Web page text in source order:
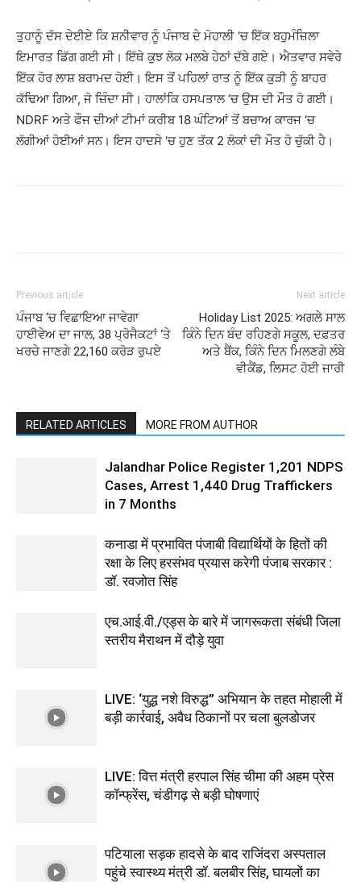
ਤੁਹਾਨੂੰ ਦੱਸ ਦੇਈਏ ਕਿ ਸ਼ਨੀਵਾਰ ਨੂੰ ਪੰਜਾਬ ਦੇ ਮੋਹਾਲੀ ‘ਚ ਇੱਕ ਬਹੁਮੰਜ਼ਿਲਾ
ਇਮਾਰਤ ਡਿੱਗ ਗਈ ਸੀ। ਇੱਥੇ ਕੁਝ ਲੋਕ ਮਲਬੇ ਹੇਠਾਂ ਦੱਬੇ ਗਏ। ਐਤਵਾਰ ਸਵੇਰੇ
ਇੱਕ ਹੋਰ ਲਾਸ਼ ਬਰਾਮਦ ਹੋਈ। ਇਸ ਤੋਂ ਪਹਿਲਾਂ ਰਾਤ ਨੂੰ ਇੱਕ ਕੁੜੀ ਨੂੰ ਬਾਹਰ
ਕੱਢਿਆ ਗਿਆ, ਜੋ ਜ਼ਿੰਦਾ ਸੀ। ਹਾਲਾਂਕਿ ਹਸਪਤਾਲ ‘ਚ ਉਸ ਦੀ ਮੌਤ ਹੋ ਗਈ।
NDRF ਅਤੇ ਫੌਜ ਦੀਆਂ ਟੀਮਾਂ ਕਰੀਬ 18 ਘੰਟਿਆਂ ਤੋਂ ਬਚਾਅ ਕਾਰਜ ‘ਚ
ਲੱਗੀਆਂ ਹੋਈਆਂ ਸਨ। ਇਸ ਹਾਦਸੇ ‘ਚ ਹੁਣ ਤੱਕ 2 ਲੋਕਾਂ ਦੀ ਮੌਤ ਹੋ ਚੁੱਕੀ ਹੈ।
Previous article
ਪੰਜਾਬ ‘ਚ ਵਿਛਾਇਆ ਜਾਵੇਗਾ
ਹਾਈਵੇਅ ਦਾ ਜਾਲ, 38 ਪ੍ਰੋਜੈਕਟਾਂ ‘ਤੇ
ਖਰਚੇ ਜਾਣਗੇ 22,160 ਕਰੋੜ ਰੁਪਏ
Next article
Holiday List 2025: ਅਗਲੇ ਸਾਲ
ਕਿੰਨੇ ਦਿਨ ਬੰਦ ਰਹਿਣਗੇ ਸਕੂਲ, ਦਫ਼ਤਰ
ਅਤੇ ਬੈਂਕ, ਕਿੰਨੇ ਦਿਨ ਮਿਲਣਗੇ ਲੰਬੇ
ਵੀਕੈਂਡ, ਲਿਸਟ ਹੋਈ ਜਾਰੀ
RELATED ARTICLES MORE FROM AUTHOR
Jalandhar Police Register 1,201 NDPS
Cases, Arrest 1,440 Drug Traffickers
in 7 Months
कनाडा में प्रभावित पंजाबी विद्यार्थियों के हितों की
रक्षा के लिए हरसंभव प्रयास करेगी पंजाब सरकार :
डॉ. रवजोत सिंह
एच.आई.वी./एड्स के बारे में जागरूकता संबंधी जिला
स्तरीय मैराथन में दौड़े युवा
LIVE: ‘युद्ध नशे विरुद्ध” अभियान के तहत मोहाली में
बड़ी कार्रवाई, अवैध ठिकानों पर चला बुलडोजर
LIVE: वित्त मंत्री हरपाल सिंह चीमा की अहम प्रेस
कॉन्फ्रेंस, चंडीगढ़ से बड़ी घोषणाएं
पटियाला सड़क हादसे के बाद राजिंदरा अस्पताल
पहुंचे स्वास्थ्य मंत्री डॉ. बलबीर सिंह, घायलों का